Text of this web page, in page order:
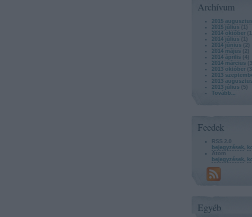
Archívum
2015
2015 július ( 1 )
2014 október ( 1
2014 július ( 1 )
2014 június (2)
2014 május (2)
2014 április (4)
2014 március (3
2013 október (3
2013
2013
2013 július (5)
Tovább...
Feedek
RSS 2.0
bejegyzések,
Atom
bejegyzések,
Egyéb